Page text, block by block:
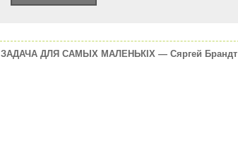
ЗАДАЧА ДЛЯ САМЫХ МАЛЕНЬКІХ — Сяргей Брандт